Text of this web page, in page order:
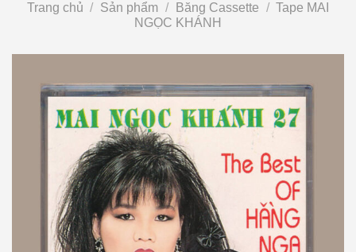
Trang chủ / Sản phẩm / Băng Cassette / Tape MAI
NGỌC KHÁNH